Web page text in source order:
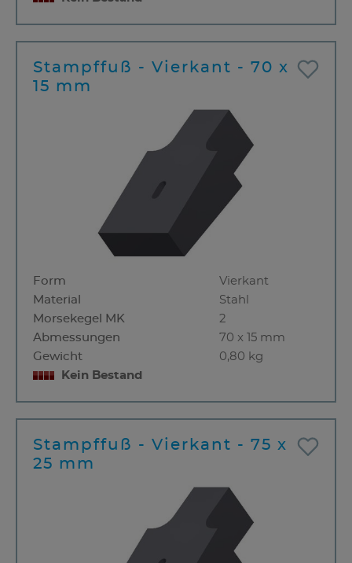
Stampffuß - Vierkant - 70 x
15 mm
Form
Vierkant
Material
Stahl
Morsekegel MK
2
Abmessungen
70 x 15 mm
Gewicht
0,80 kg
Kein Bestand
Stampffuß - Vierkant - 75 x
25 mm